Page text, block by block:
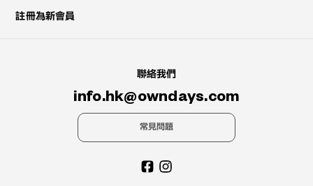
註冊為新會員
聯絡我們
info.hk@owndays.com
常見問題